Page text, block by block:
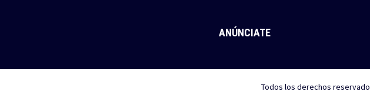
ANÚNCIATE
Todos los derechos